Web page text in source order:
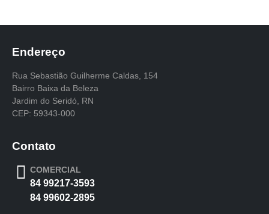
Endereço
Rua Sebastião Guilherme Caldas, 154
Bairro Baixa da Beleza
Jardim do Seridó, RN
CEP: 59343-000
Contato
COMERCIAL
84 99217-3593
84 99602-2895